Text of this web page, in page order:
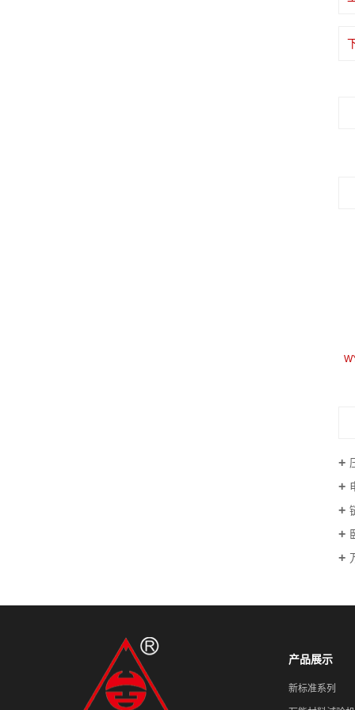
产品展示
新标准系列